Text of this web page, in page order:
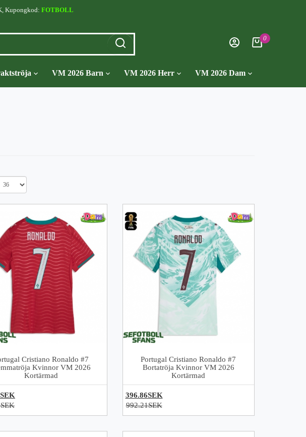
Kupongkod: FOTBOLL
0
VM 2026 Barn VM 2026 Herr VM 2026 Dam
Cristiano Ronaldo #7
Kvinnor VM 2026
Kortärmad
Portugal Cristiano Ronaldo #7
Bortatröja Kvinnor VM 2026
Kortärmad
396.86SEK
992.21SEK